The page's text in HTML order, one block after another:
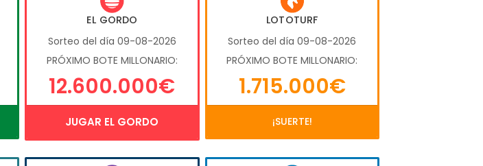
EL GORDO
Sorteo del día 09-08-2026
PRÓXIMO BOTE MILLONARIO:
12.600.000€
JUGAR EL GORDO
LOTOTURF
Sorteo del día 09-08-2026
PRÓXIMO BOTE MILLONARIO:
1.715.000€
¡SUERTE!